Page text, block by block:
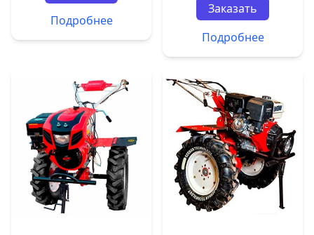
Подробнее
Заказать
Подробнее